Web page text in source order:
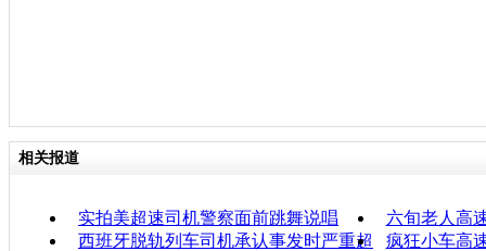
相关报道
实拍美超速司机警察面前跳舞说唱
六旬老人高
西班牙脱轨列车司机承认事发时严重超
疯狂小车高